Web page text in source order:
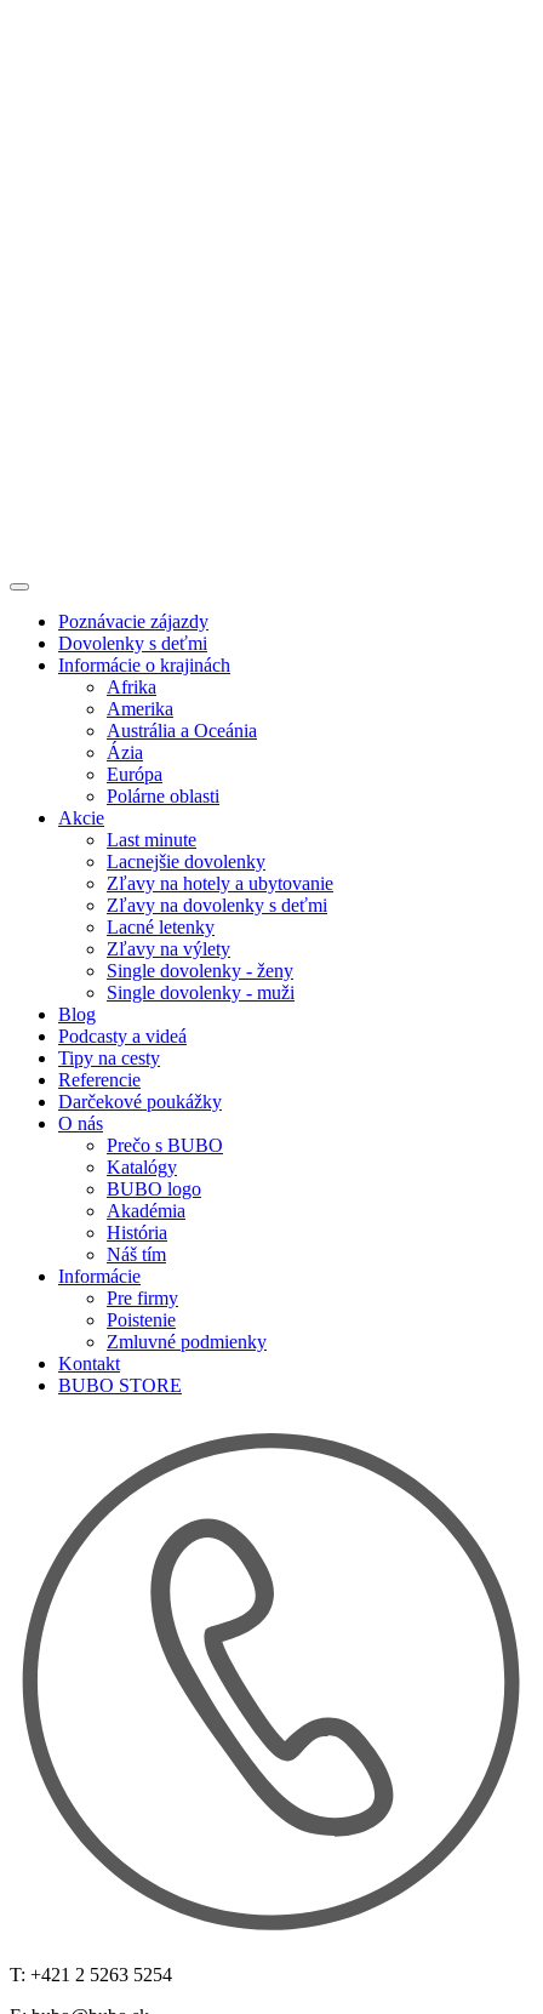
Poznávacie zájazdy
Dovolenky s deťmi
Informácie o krajinách
Afrika
Amerika
Austrália a Oceánia
Ázia
Európa
Polárne oblasti
Akcie
Last minute
Lacnejšie dovolenky
Zľavy na hotely a ubytovanie
Zľavy na dovolenky s deťmi
Lacné letenky
Zľavy na výlety
Single dovolenky - ženy
Single dovolenky - muži
Blog
Podcasty a videá
Tipy na cesty
Referencie
Darčekové poukážky
O nás
Prečo s BUBO
Katalógy
BUBO logo
Akadémia
História
Náš tím
Informácie
Pre firmy
Poistenie
Zmluvné podmienky
Kontakt
BUBO STORE
T: +421 2 5263 5254